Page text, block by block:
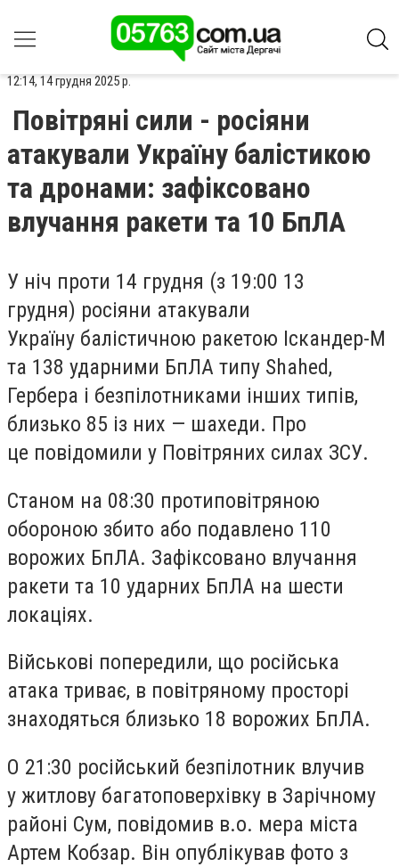
12:14, 14 грудня 2025 р.
Повітряні сили - росіяни
атакували Україну балістикою
та дронами: зафіксовано
влучання ракети та 10 БпЛА
У ніч проти 14 грудня (з 19:00 13
грудня) росіяни атакували
Україну балістичною ракетою Іскандер-М
та 138 ударними БпЛА типу Shahed,
Гербера і безпілотниками інших типів,
близько 85 із них — шахеди. Про
це повідомили у Повітряних силах ЗСУ.
Станом на 08:30 протиповітряною
обороною збито або подавлено 110
ворожих БпЛА. Зафіксовано влучання
ракети та 10 ударних БпЛА на шести
локаціях.
Військові попередили, що російська
атака триває, в повітряному просторі
знаходяться близько 18 ворожих БпЛА.
О 21:30 російський безпілотник влучив
у житлову багатоповерхівку в Зарічному
районі Сум, повідомив в.о. мера міста
Артем Кобзар. Він опублікував фото з